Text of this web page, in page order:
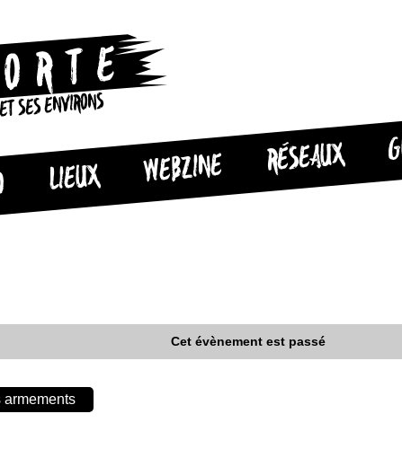
SES ENVIRONS
LIEUX WEBZINE RÉSEAUX
Cet évènement est passé
armements